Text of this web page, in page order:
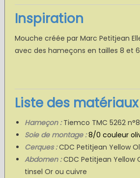
Inspiration
Mouche créée par Marc Petitjean
avec des hameçons en tailles 8 et
Liste des matériaux
Hameçon :Tiemco TMC 5262
Soie de montage : 8/0 couleur
Cerques :CDC Petitjean Yellow
Abdomen :CDC Petitjean Yellow
tinsel Or ou cuivre